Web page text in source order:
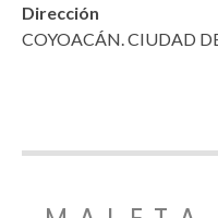
Dirección
COYOACÁN. CIUDAD